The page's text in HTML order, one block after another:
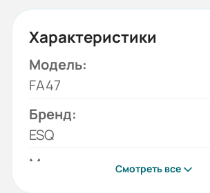
Характеристики
Модель:
FA47
Бренд:
ESQ
Монтажное положение:
Смотреть все